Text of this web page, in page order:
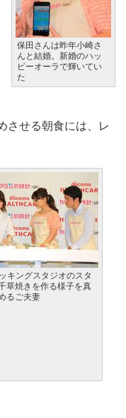
保田さんは昨年小崎さ
んと結婚。新婚のハッ
ピーオーラで輝いてい
た
させる朝食には、レ
キングスタジオのスタ
草焼きを作る様子を真
るご夫妻